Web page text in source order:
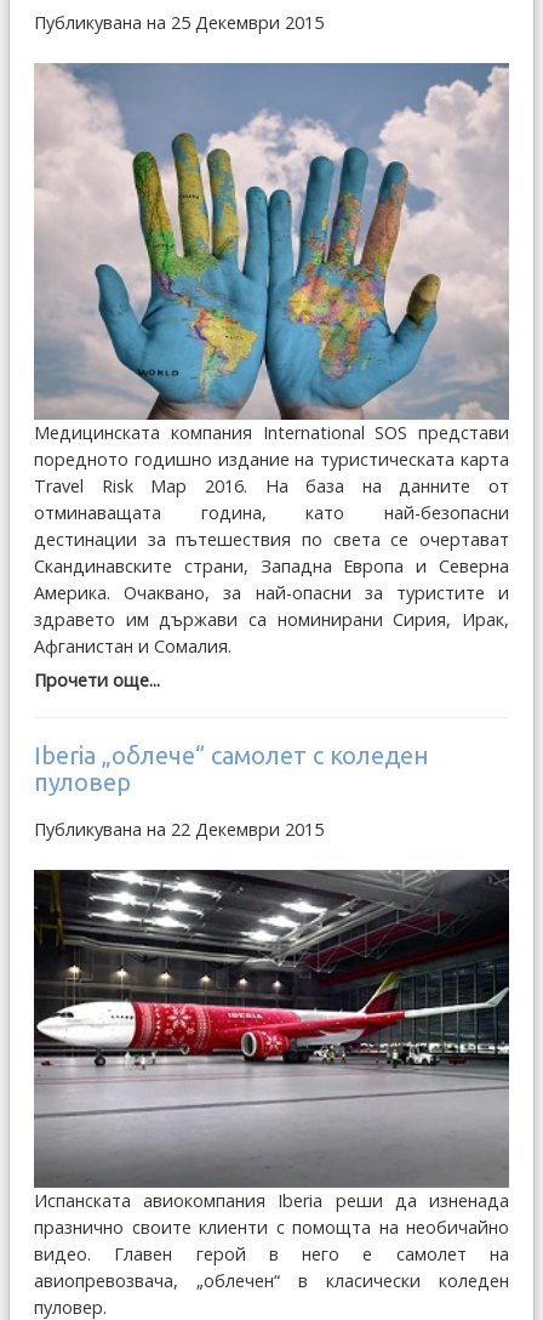
Публикувана на 25 Декември 2015
Медицинската компания International SOS представи
поредното годишно издание на туристическата карта
Travel Risk Map 2016. На база на данните от
отминаващата година, като най-безопасни
дестинации за пътешествия по света се очертават
Скандинавските страни, Западна Европа и Северна
Америка. Очаквано, за най-опасни за туристите и
здравето им държави са номинирани Сирия, Ирак,
Афганистан и Сомалия.
Прочети още...
Iberia „облече“ самолет с коледен
пуловер
Публикувана на 22 Декември 2015
Испанската авиокомпания Iberia реши да изненада
празнично своите клиенти с помощта на необичайно
видео. Главен герой в него е самолет на
авиопревозвача, „облечен“ в класически коледен
пуловер.